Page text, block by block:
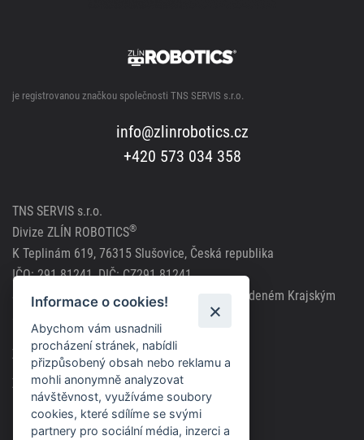
je registrovanou značkou společnosti TNS SERVIS s.r.o.
info@zlinrobotics.cz
+420 573 034 358
TNS SERVIS s.r.o.
Divize ZLÍN ROBOTICS®
K Teplinám 619, 76315 Slušovice, Česká republika
IČO: 291 81241, DIČ: CZ291 81241
Společnost zapsána v obchodním rejstříku vedeném Krajským
soudem v Brně, spisová značka C63717
Zásady použití cookies
Zásady ochrany osobních údajů
Informace o cookies!
Abychom vám usnadnili
procházení stránek, nabídli
přizpůsobený obsah nebo reklamu a
mohli anonymně analyzovat
návštěvnost, využíváme soubory
cookies, které sdílíme se svými
partnery pro sociální média, inzerci a